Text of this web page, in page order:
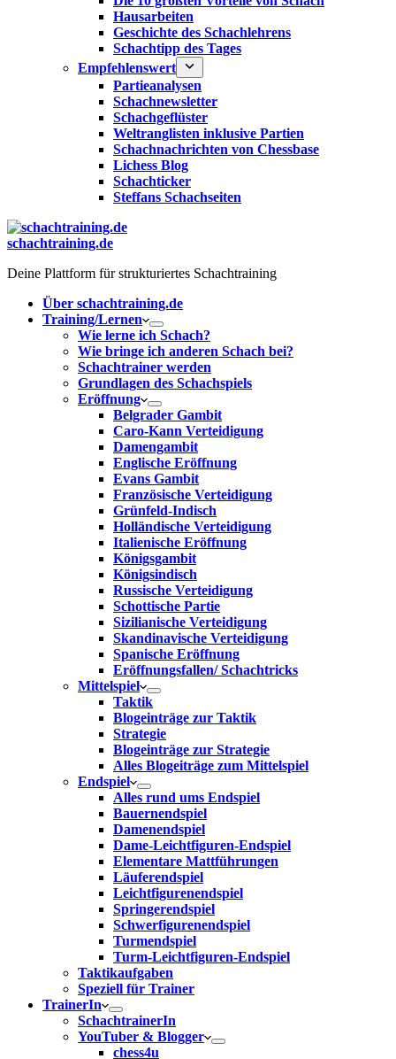
Hausarbeiten
Geschichte des Schachlehrens
Schachtipp des Tages
Empfehlenswert
Partieanalysen
Schachnewsletter
Schachgeflüster
Weltranglisten inklusive Partien
Schachnachrichten von Chessbase
Lichess Blog
Schachticker
Steffans Schachseiten
schachtraining.de
Deine Plattform für strukturiertes Schachtraining
Über schachtraining.de
Training/Lernen
Wie lerne ich Schach?
Wie bringe ich anderen Schach bei?
Schachtrainer werden
Grundlagen des Schachspiels
Eröffnung
Belgrader Gambit
Caro-Kann Verteidigung
Damengambit
Englische Eröffnung
Evans Gambit
Französische Verteidigung
Grünfeld-Indisch
Holländische Verteidigung
Italienische Eröffnung
Königsgambit
Königsindisch
Russische Verteidigung
Schottische Partie
Sizilianische Verteidigung
Skandinavische Verteidigung
Spanische Eröffnung
Eröffnungsfallen/ Schachtricks
Mittelspiel
Taktik
Blogeinträge zur Taktik
Strategie
Blogeinträge zur Strategie
Alles Blogeiträge zum Mittelspiel
Endspiel
Alles rund ums Endspiel
Bauernendspiel
Damenendspiel
Dame-Leichtfiguren-Endspiel
Elementare Mattführungen
Läuferendspiel
Leichtfigurenendspiel
Springerendspiel
Schwerfigurenendspiel
Turmendspiel
Turm-Leichtfiguren-Endspiel
Taktikaufgaben
Speziell für Trainer
TrainerIn
SchachtrainerIn
YouTuber & Blogger
chess4u